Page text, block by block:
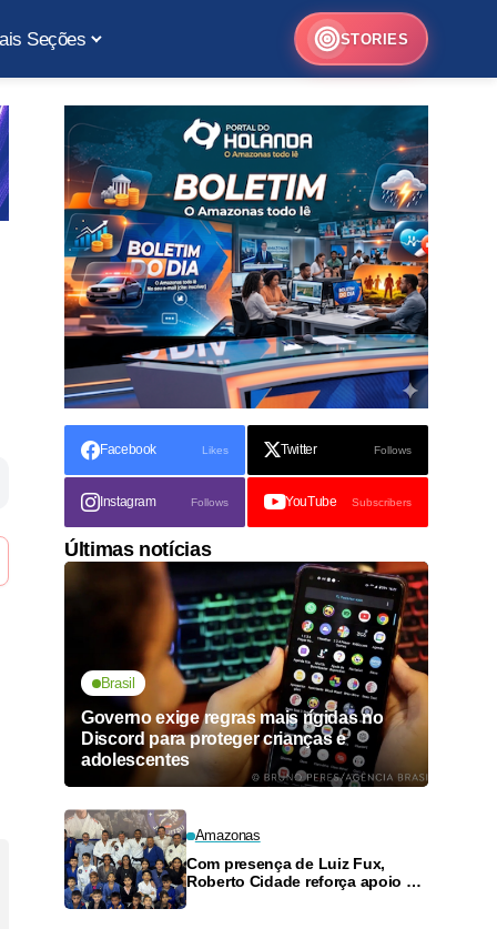
Seções STORIES
Facebook Likes Twitter Follows
Instagram Follows YouTube Subscribers
Últimas notícias
Brasil
Governo exige regras mais rígidas no
Discord para proteger crianças e
adolescentes
Amazonas
Com presença de Luiz Fux,
Roberto Cidade reforça apoio a